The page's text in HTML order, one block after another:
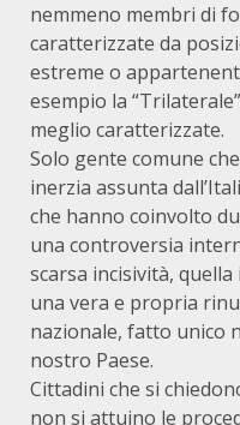
nemmeno membri di
caratterizzate da
estreme o
esempio la
meglio caratterizzate.
Solo gente comune
inerzia assunta
che hanno coinvolto
una controversia
scarsa incisività,
una vera e propria
nazionale, fatto unico
nostro Paese.
Cittadini che si
non si attuino le